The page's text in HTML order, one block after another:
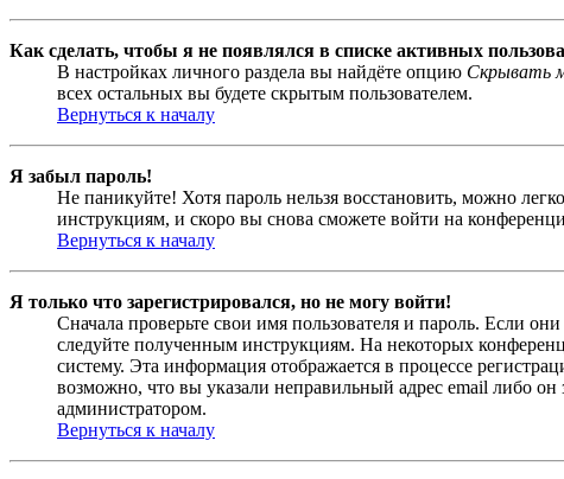
Как сделать, чтобы я не появлялся в списке активных
В настройках личного раздела вы найдёте опцию Скрывать
всех остальных вы будете скрытым пользователем.
Вернуться к началу
Я забыл пароль!
Не паникуйте! Хотя пароль нельзя восстановить, можно
инструкциям, и скоро вы снова сможете войти на
Вернуться к началу
Я только что зарегистрировался, но не могу войти!
Сначала проверьте свои имя пользователя и пароль. Если
следуйте полученным инструкциям. На некоторых
систему. Эта информация отображается в процессе
возможно, что вы указали неправильный адрес email либо
администратором.
Вернуться к началу